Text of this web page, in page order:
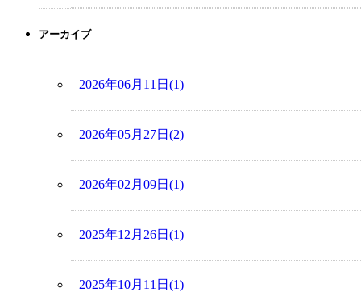
アーカイブ
2026年06月11日(1)
2026年05月27日(2)
2026年02月09日(1)
2025年12月26日(1)
2025年10月11日(1)